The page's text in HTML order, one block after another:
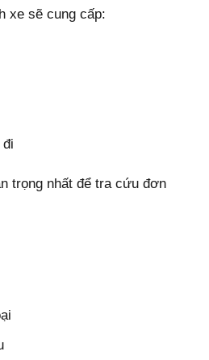
xe sẽ cung cấp:
trọng nhất để tra cứu đơn